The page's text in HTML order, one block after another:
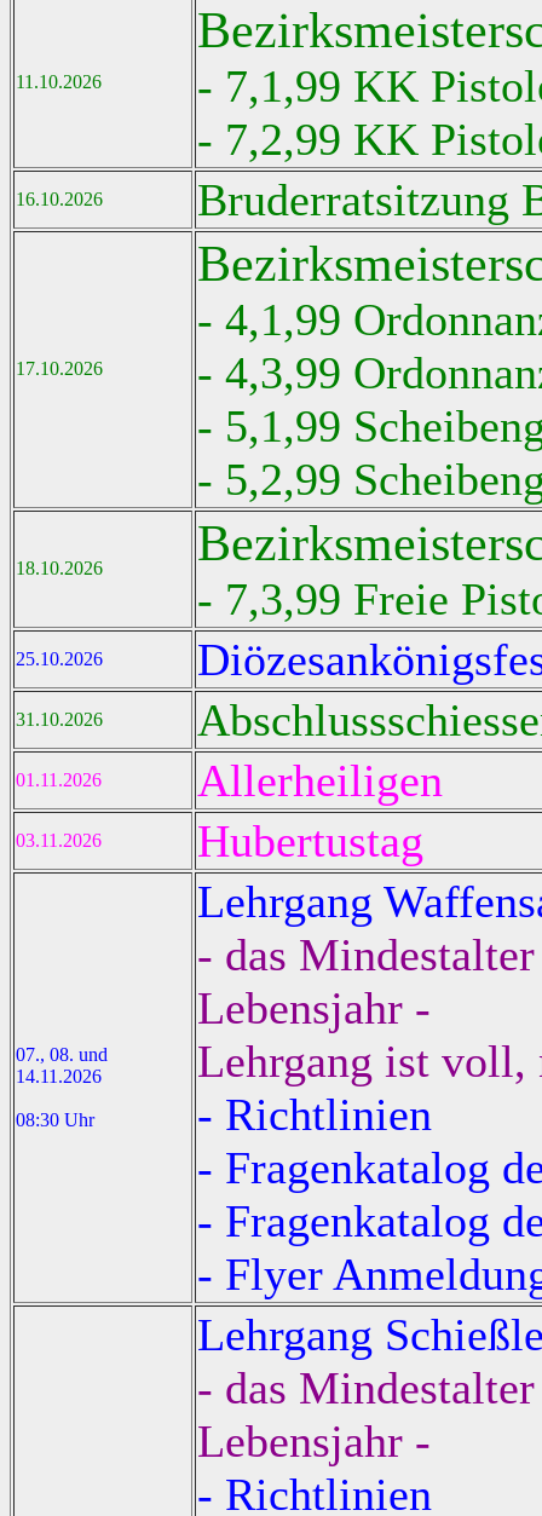
11.10.2026
- 7,1,99 KK
- 7,2,99 KK
16.10.2026 Bruderratsitzung
17.10.2026
- 4,1,99
- 4,3,99
- 5,1,99
- 5,2,99
18.10.2026
- 7,3,99 Freie
25.10.2026
31.10.2026
01.11.2026 Allerheiligen
03.11.2026 Hubertustag
07., 08. und
14.11.2026
08:30 Uhr
Lehrgang
- das
Lebensjahr -
Lehrgang ist voll,
- Richtlinien
- Fragenkatalog
- Fragenkatalog
- Flyer
Lehrgang
- das
Lebensjahr -
- Richtlinien